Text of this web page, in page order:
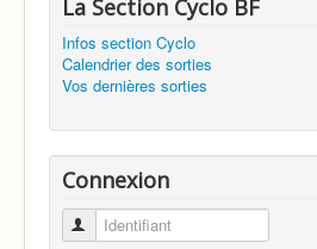
La Section Cyclo BF
Infos section Cyclo
Calendrier des sorties
Vos dernières sorties
Connexion
Identifiant